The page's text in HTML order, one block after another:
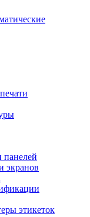
экранов
этикеток